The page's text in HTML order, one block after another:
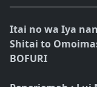
Itai no wa Iya
Shitai to
BOFURI